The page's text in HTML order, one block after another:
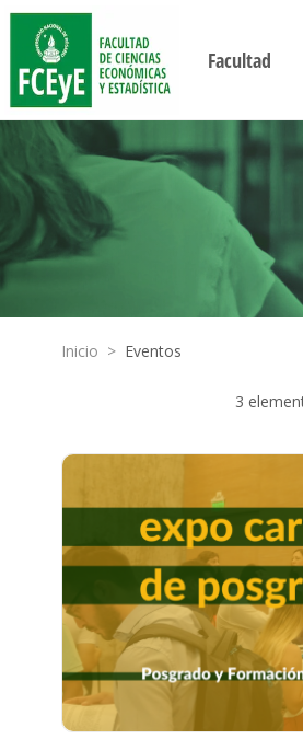
Facultad
Inicio > Eventos
3